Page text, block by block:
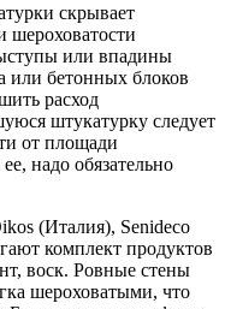
скрывает
шероховатости
или впадины
или бетонных блоков
расход
штукатурку следует
от площади
надо обязательно
(Италия), Senideco
комплект продуктов
воск. Ровные стены
шероховатыми, что